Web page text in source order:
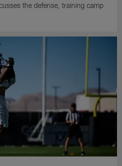
the defense, training camp